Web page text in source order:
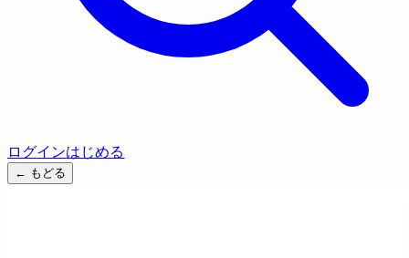
ログインはじめる
← もどる